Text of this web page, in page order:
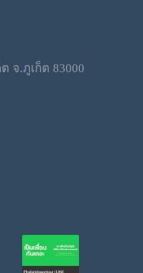
จ.ภูเก็ต 83000